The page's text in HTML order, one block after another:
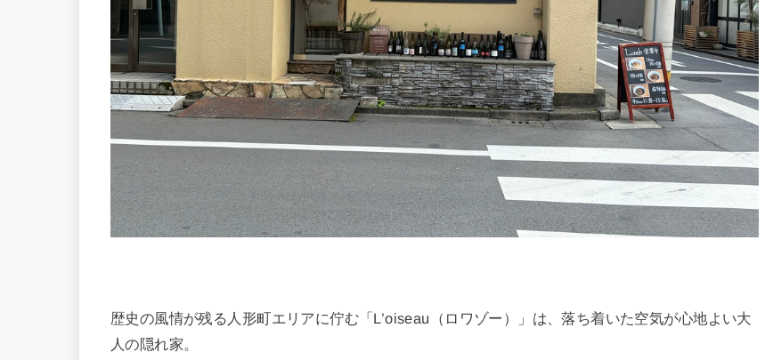
歴史の風情が残る人形町エリアに佇む「L’oiseau（ロワゾー）」は、落ち着いた空気が心地よい大
人の隠れ家。